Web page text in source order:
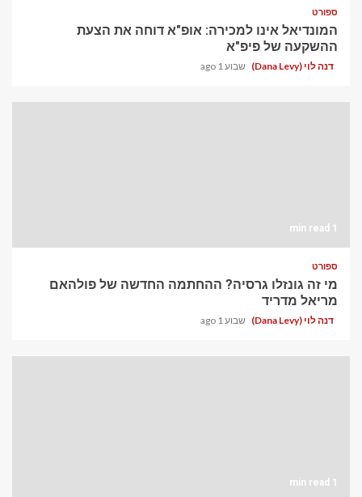
ספורט
המונדיאל אינו למכירה: אופ"א דוחה את הצעת
ההשקעה של פיפ"א
דנה לוי (Dana Levy) שבוע 1 ago
1 min read
ספורט
מי זה גונזלו גרסיה? ההחתמה החדשה של פולהאם
מריאל מדריד
דנה לוי (Dana Levy) שבוע 1 ago
1 min read